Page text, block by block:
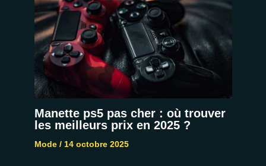
Manette ps5 pas cher : où trouver
les meilleurs prix en 2025 ?
Mode/ 14 octobre 2025